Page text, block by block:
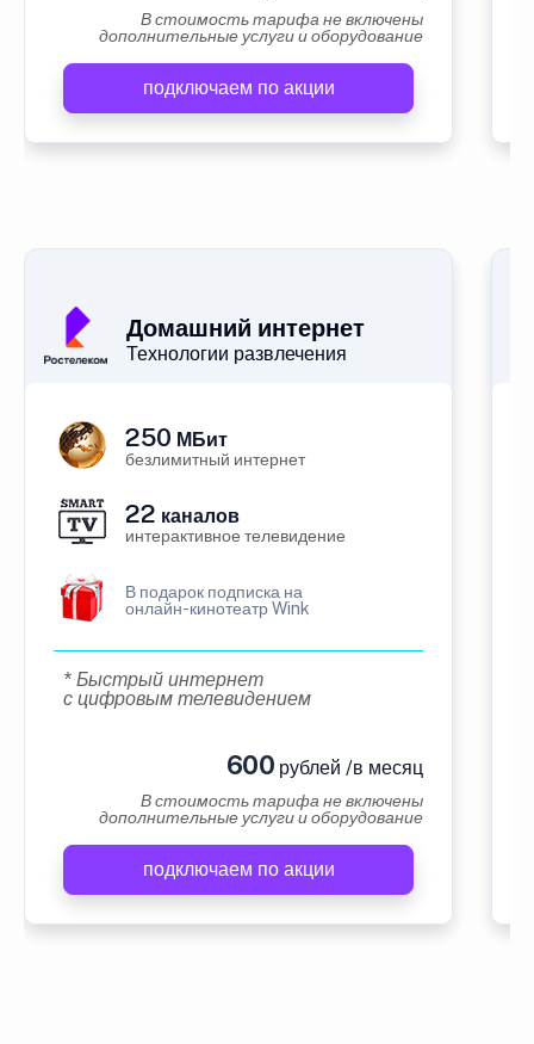
В стоимость тарифа не включены
дополнительные услуги и оборудование
подключаем по акции
Домашний интернет
Технологии развлечения
250 МБит
безлимитный интернет
22 каналов
интерактивное телевидение
В подарок подписка на
онлайн-кинотеатр Wink
* Быстрый интернет
с цифровым телевидением
600 рублей /в месяц
В стоимость тарифа не включены
дополнительные услуги и оборудование
подключаем по акции